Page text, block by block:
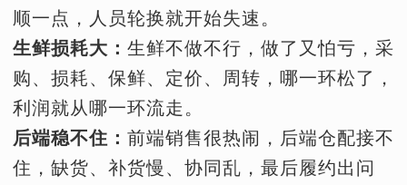
顺一点，人员轮换就开始失速。
生鲜损耗大： 生鲜不做不行，做了又怕亏，采
购、损耗、保鲜、定价、周转，哪一环松了，
利润就从哪一环流走。
后端稳不住： 前端销售很热闹，后端仓配接不
住，缺货、补货慢、协同乱，最后履约出问